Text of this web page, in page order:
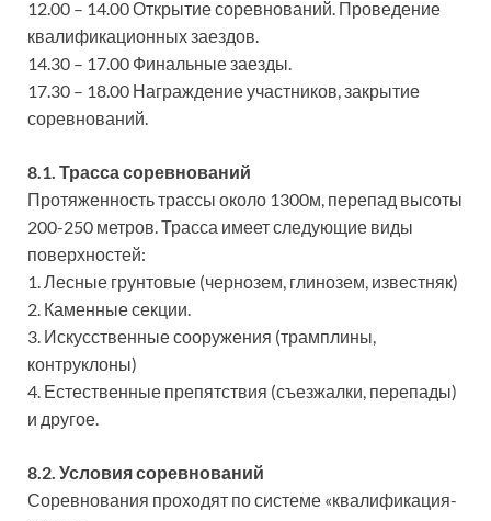
12.00 – 14.00 Открытие соревнований. Проведение
квалификационных заездов.
14.30 – 17.00 Финальные заезды.
17.30 – 18.00 Награждение участников, закрытие
соревнований.
8.1. Трасса соревнований
Протяженность трассы около 1300м, перепад высоты
200-250 метров. Трасса имеет следующие виды
поверхностей:
1. Лесные грунтовые (чернозем, глинозем, известняк)
2. Каменные секции.
3. Искусственные сооружения (трамплины,
контруклоны)
4. Естественные препятствия (съезжалки, перепады)
и другое.
8.2. Условия соревнований
Соревнования проходят по системе «квалификация-